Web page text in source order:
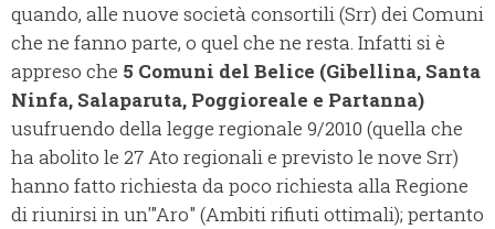
quando, alle nuove società consortili (Srr) dei Comuni
che ne fanno parte, o quel che ne resta. Infatti si è
appreso che 5 Comuni del Belice (Gibellina, Santa
Ninfa, Salaparuta, Poggioreale e Partanna)
usufruendo della legge regionale 9/2010 (quella che
ha abolito le 27 Ato regionali e previsto le nove Srr)
hanno fatto richiesta da poco richiesta alla Regione
di riunirsi in un'"Aro" (Ambiti rifiuti ottimali); pertanto